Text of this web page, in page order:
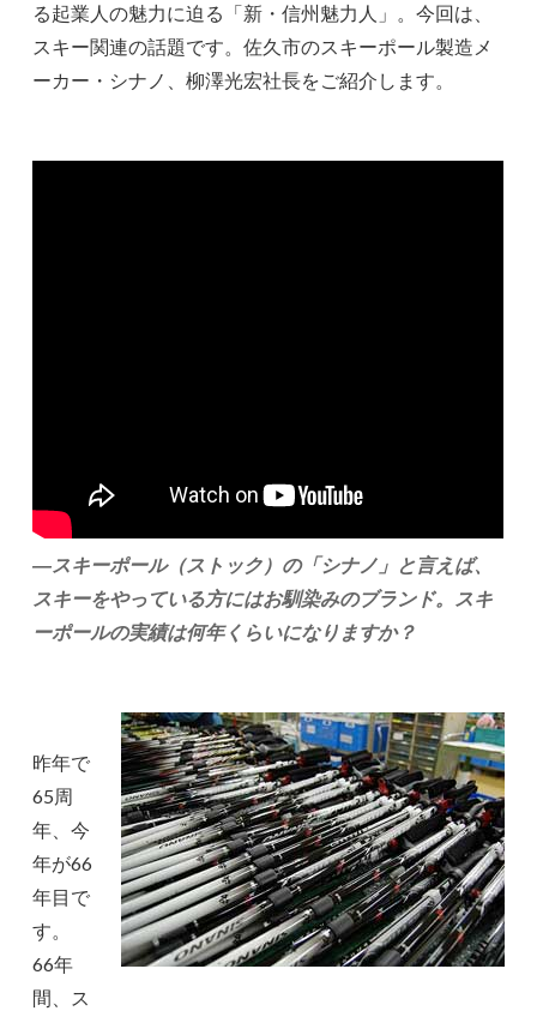
る起業人の魅力に迫る「新・信州魅力人」。今回は、
スキー関連の話題です。佐久市のスキーポール製造メ
ーカー・シナノ、柳澤光宏社長をご紹介します。
―スキーポール（ストック）の「シナノ」と言えば、
スキーをやっている方にはお馴染みのブランド。スキ
ーポールの実績は何年くらいになりますか？
昨年で
65周
年、今
年が66
年目で
す。
66年
間、ス